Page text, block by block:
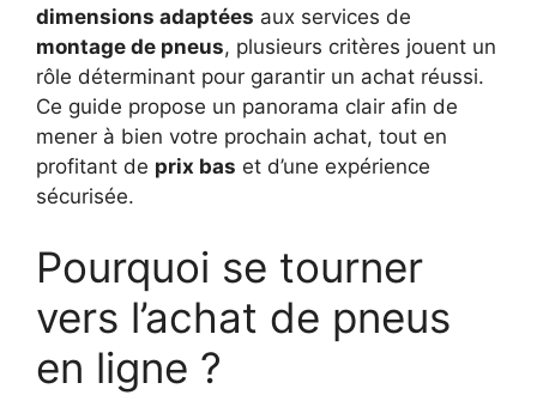
dimensions adaptées aux services de
montage de pneus, plusieurs critères jouent un
rôle déterminant pour garantir un achat réussi.
Ce guide propose un panorama clair afin de
mener à bien votre prochain achat, tout en
profitant de prix bas et d’une expérience
sécurisée.
Pourquoi se tourner
vers l’achat de pneus
en ligne ?